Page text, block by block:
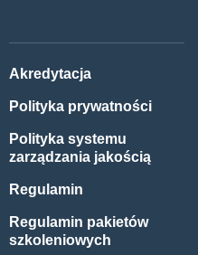
Akredytacja
Polityka prywatności
Polityka systemu
zarządzania jakością
Regulamin
Regulamin pakietów
szkoleniowych